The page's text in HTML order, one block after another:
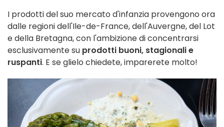
I prodotti del suo mercato d'infanzia provengono ora
dalle regioni dell'Ile-de-France, dell'Auvergne, del Lot
e della Bretagna, con l'ambizione di concentrarsi
esclusivamente su prodotti buoni, stagionali e
ruspanti. E se glielo chiedete, imparerete molto!